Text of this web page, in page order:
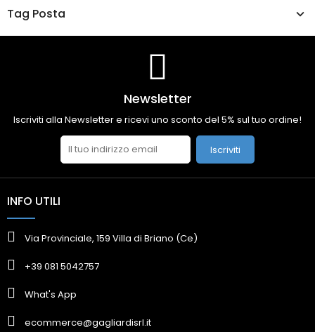
Tag Posta
Newsletter
Iscriviti alla Newsletter e ricevi uno sconto del 5% sul tuo ordine!
Iscriviti
INFO UTILI
Via Provinciale, 159 Villa di Briano (Ce)
+39 081 5042757
What's App
ecommerce@gagliardisrl.it